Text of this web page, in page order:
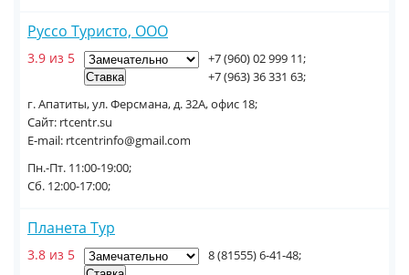
Руссо Туристо, ООО
3.9 из 5
г. Апатиты, ул. Ферсмана, д. 32А, офис 18;
Сайт: rtcentr.su
E-mail: rtcentrinfo@gmail.com
+7 (960) 02 999 11;
+7 (963) 36 331 63;
Пн.-Пт. 11:00-19:00;
Сб. 12:00-17:00;
Планета Тур
3.8 из 5 8 (81555) 6-41-48;